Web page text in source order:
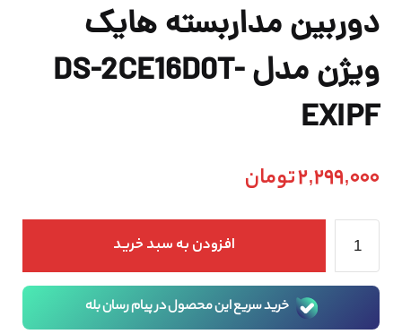
دوربین مداربسته هایک
ویژن مدل DS-2CE16D0T-
EXIPF
2,299,000تومان
افزودن به سبد خرید
خرید سریع این محصول در پیام رسان بله